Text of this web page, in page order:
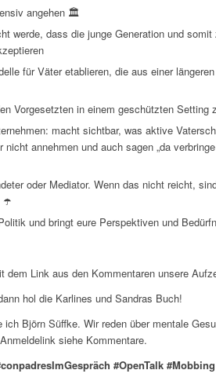
angehen 🏛️
werde, dass die junge Generation und
für Väter etablieren, die aus einer
Vorgesetzten in einem geschützten Setting
macht sichtbar, was aktive
annehmen und auch sagen „da
oder Mediator. Wenn das nicht reicht,
☂️
und bringt eure Perspektiven und
dem Link aus den Kommentaren unsere
hol die Karlines und Sandras Buch!
Björn Süffke. Wir reden über mentale
siehe Kommentare.
#OpenTalk #Mobbing